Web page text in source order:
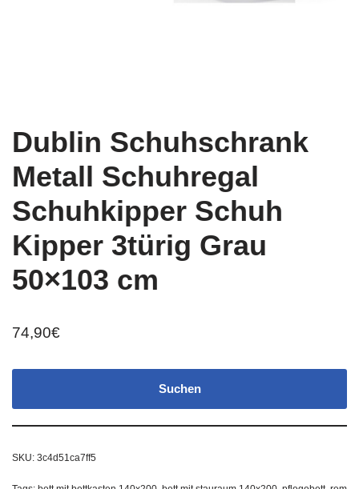
Dublin Schuhschrank
Metall Schuhregal
Schuhkipper Schuh
Kipper 3türig Grau
50×103 cm
74,90€
Suchen
SKU: 3c4d51ca7ff5